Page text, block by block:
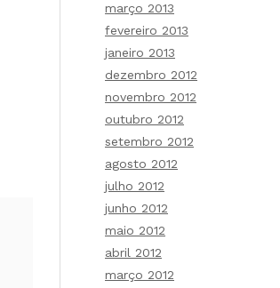
março 2013
fevereiro 2013
janeiro 2013
dezembro 2012
novembro 2012
outubro 2012
setembro 2012
agosto 2012
julho 2012
junho 2012
maio 2012
abril 2012
março 2012